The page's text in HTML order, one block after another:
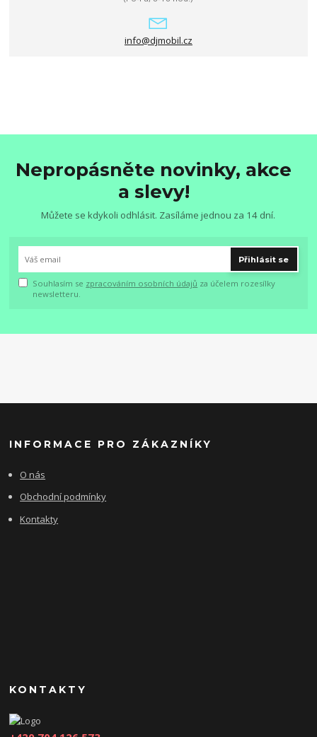
info@djmobil.cz
Nepropásněte novinky, akce
a slevy!
Můžete se kdykoli odhlásit. Zasíláme jednou za 14 dní.
Přihlásit se
Souhlasím se zpracováním osobních údajů za účelem rozesílky
newsletteru.
INFORMACE PRO ZÁKAZNÍKY
O nás
Obchodní podmínky
Kontakty
KONTAKTY